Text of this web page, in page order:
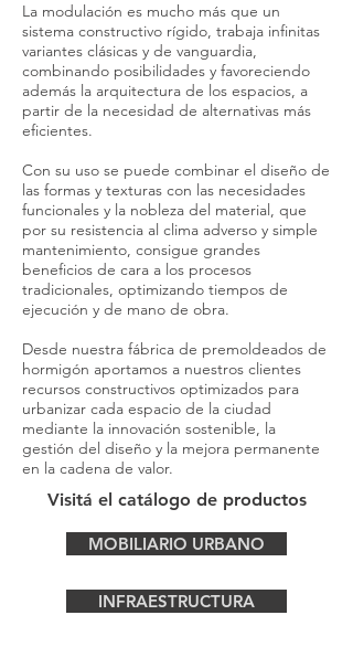
La modulación es mucho más que un
sistema constructivo rígido, trabaja infinitas
variantes clásicas y de vanguardia,
combinando posibilidades y favoreciendo
además la arquitectura de los espacios, a
partir de la necesidad de alternativas más
eficientes.
Con su uso se puede combinar el diseño de
las formas y texturas con las necesidades
funcionales y la nobleza del material, que
por su resistencia al clima adverso y simple
mantenimiento, consigue grandes
beneficios de cara a los procesos
tradicionales, optimizando tiempos de
ejecución y de mano de obra.
Desde nuestra fábrica de premoldeados de
hormigón aportamos a nuestros clientes
recursos constructivos optimizados para
urbanizar cada espacio de la ciudad
mediante la innovación sostenible, la
gestión del diseño y la mejora permanente
en la cadena de valor.
Visitá el catálogo de productos
MOBILIARIO URBANO
INFRAESTRUCTURA